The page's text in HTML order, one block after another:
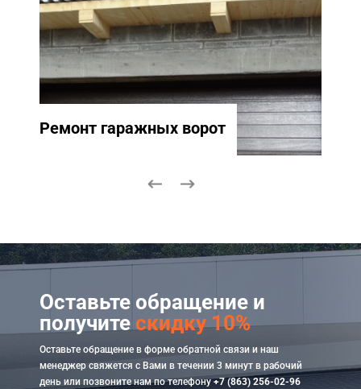
Ремонт гаражных ворот
Оставьте обращение и
получитескидку 10%
Оставьте обращение в форме обратной связи и наш
менеджер свяжется с Вами в течении 3 минут в рабочий
день или позвоните нам по телефону+7 (863) 256-02-96